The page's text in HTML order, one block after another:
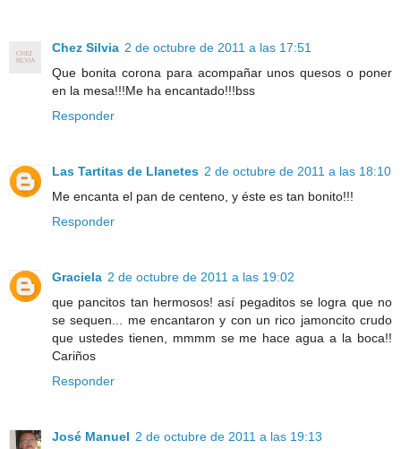
Chez Silvia 2 de octubre de 2011 a las 17:51
Que bonita corona para acompañar unos quesos o poner
en la mesa!!!Me ha encantado!!!bss
Responder
Las Tartitas de Llanetes 2 de octubre de 2011 a las 18:10
Me encanta el pan de centeno, y éste es tan bonito!!!
Responder
Graciela 2 de octubre de 2011 a las 19:02
que pancitos tan hermosos! así pegaditos se logra que no
se sequen... me encantaron y con un rico jamoncito crudo
que ustedes tienen, mmmm se me hace agua a la boca!!
Cariños
Responder
José Manuel 2 de octubre de 2011 a las 19:13